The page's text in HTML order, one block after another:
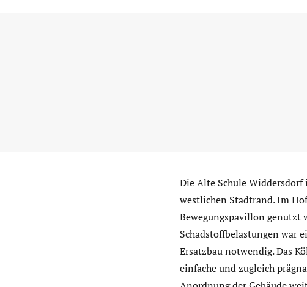
Die Alte Schule
westlichen Stadtrand. Im
Bewegungspavillon genutzt
Schadstoffbelastungen war
Ersatzbau notwendig. Das
einfache und zugleich